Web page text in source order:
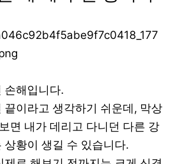
손해입니다.
끝이라고 생각하기 쉬운데, 막상
면 내가 데리고 다니던 다른 강
상황이 생길 수 있습니다.